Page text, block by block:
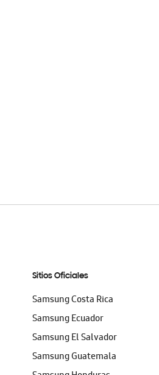
Sitios Oficiales
Samsung Costa Rica
Samsung Ecuador
Samsung El Salvador
Samsung Guatemala